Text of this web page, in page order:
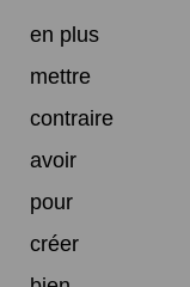
en plus
mettre
contraire
avoir
pour
créer